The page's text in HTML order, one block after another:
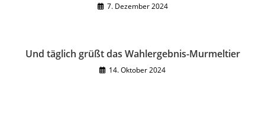
7. Dezember 2024
Und täglich grüßt das Wahlergebnis-Murmeltier
14. Oktober 2024